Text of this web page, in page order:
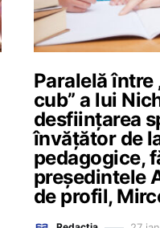
Paralelă între
cub” a lui
desființarea
învățător de
pedagogice,
președintele
de profil,